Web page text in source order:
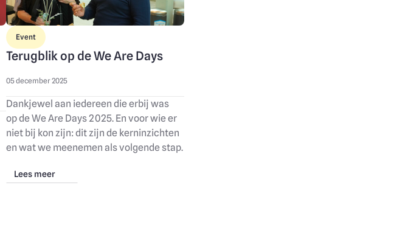
Event
Terugblik op de We Are Days
05 december 2025
Dankjewel aan iedereen die erbij was
op de We Are Days 2025. En voor wie er
niet bij kon zijn: dit zijn de kerninzichten
en wat we meenemen als volgende stap.
Lees meer